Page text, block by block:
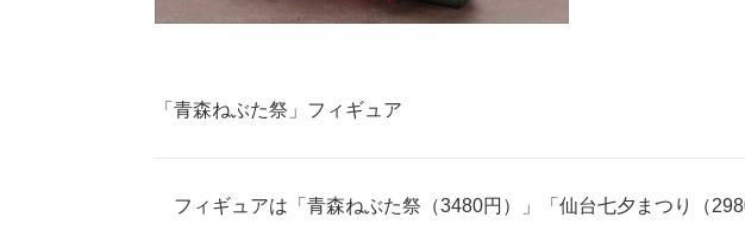
「青森ねぶた祭」フィギュア
フィギュアは「青森ねぶた祭（3480円）」「仙台七夕まつり（